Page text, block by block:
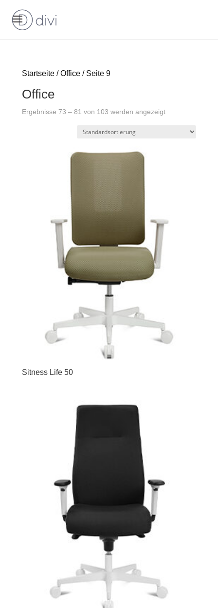
Startseite/Office/ Seite 9
Office
Ergebnisse 73 – 81 von 103 werden angezeigt
Sitness Life 50